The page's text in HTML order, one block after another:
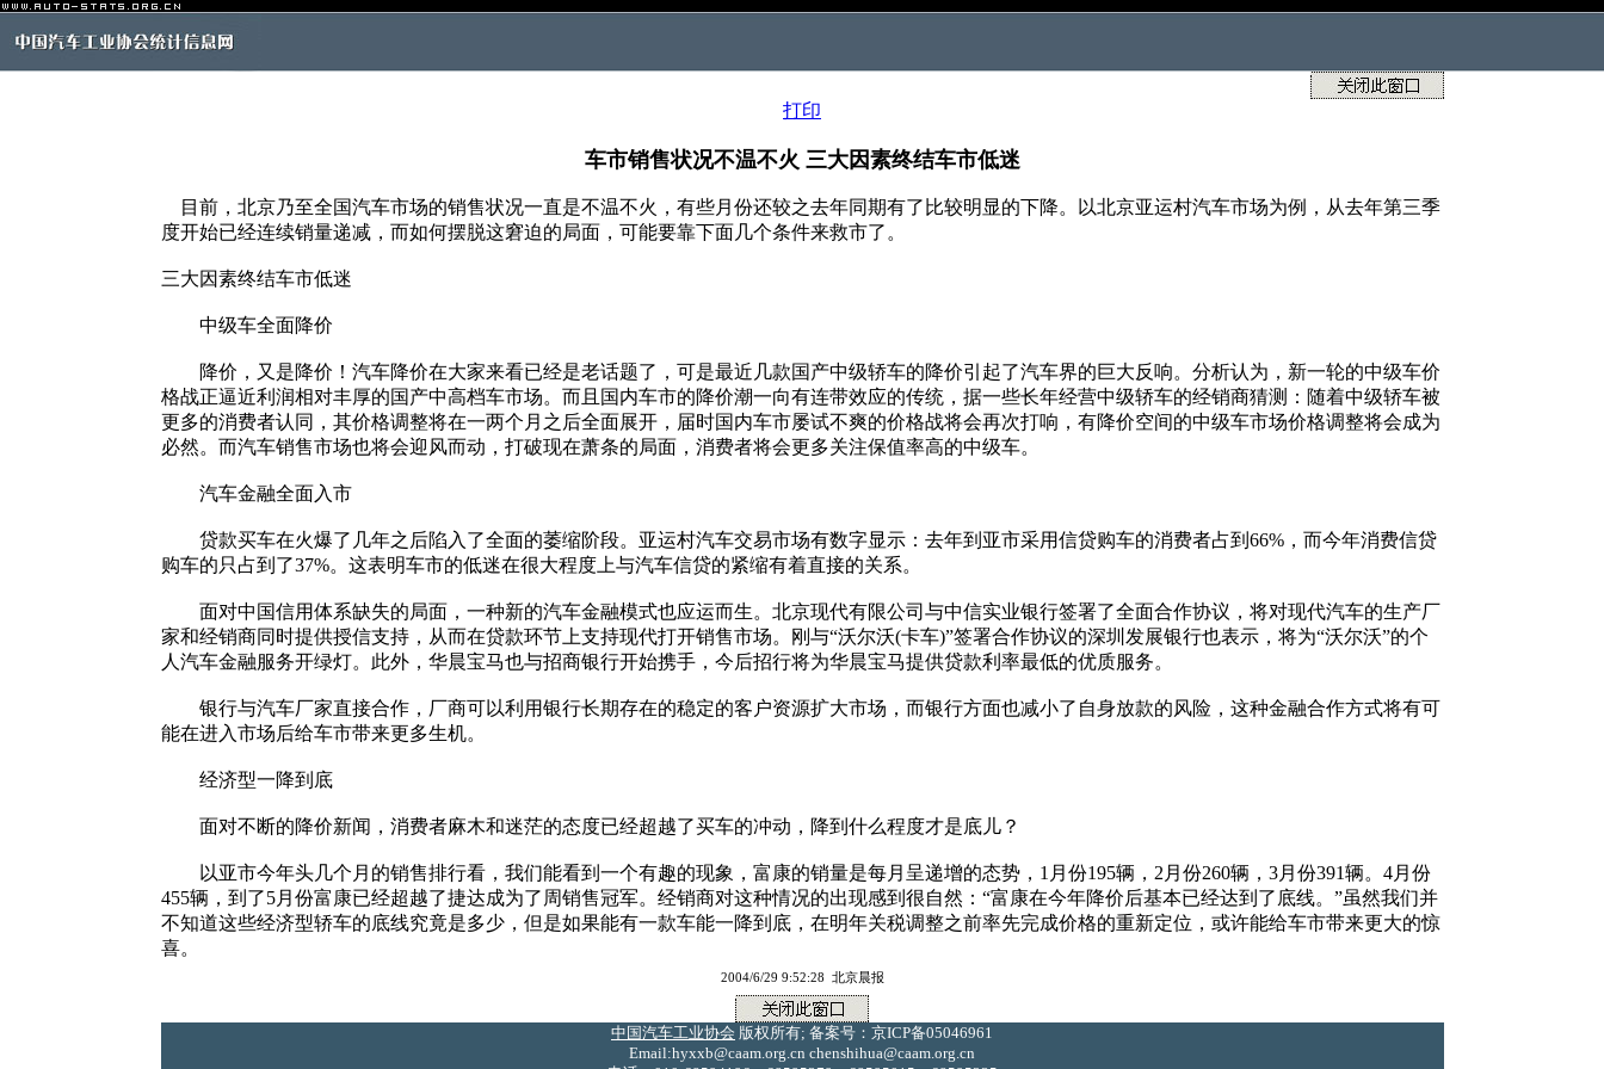
打印
车市销售状况不温不火 三大因素终结车市低迷
目前，北京乃至全国汽车市场的销售状况一直是不温不火，有些月份还较之去年同期有了比较明显的下降。以北京亚运村汽车市场为例，从去年第三季
度开始已经连续销量递减，而如何摆脱这窘迫的局面，可能要靠下面几个条件来救市了。
三大因素终结车市低迷
中级车全面降价
降价，又是降价！汽车降价在大家来看已经是老话题了，可是最近几款国产中级轿车的降价引起了汽车界的巨大反响。分析认为，新一轮的中级车价
格战正逼近利润相对丰厚的国产中高档车市场。而且国内车市的降价潮一向有连带效应的传统，据一些长年经营中级轿车的经销商猜测：随着中级轿车被
更多的消费者认同，其价格调整将在一两个月之后全面展开，届时国内车市屡试不爽的价格战将会再次打响，有降价空间的中级车市场价格调整将会成为
必然。而汽车销售市场也将会迎风而动，打破现在萧条的局面，消费者将会更多关注保值率高的中级车。
汽车金融全面入市
贷款买车在火爆了几年之后陷入了全面的萎缩阶段。亚运村汽车交易市场有数字显示：去年到亚市采用信贷购车的消费者占到66%，而今年消费信贷
购车的只占到了37%。这表明车市的低迷在很大程度上与汽车信贷的紧缩有着直接的关系。
面对中国信用体系缺失的局面，一种新的汽车金融模式也应运而生。北京现代有限公司与中信实业银行签署了全面合作协议，将对现代汽车的生产厂
家和经销商同时提供授信支持，从而在贷款环节上支持现代打开销售市场。刚与“沃尔沃(卡车)”签署合作协议的深圳发展银行也表示，将为“沃尔沃”的个
人汽车金融服务开绿灯。此外，华晨宝马也与招商银行开始携手，今后招行将为华晨宝马提供贷款利率最低的优质服务。
银行与汽车厂家直接合作，厂商可以利用银行长期存在的稳定的客户资源扩大市场，而银行方面也减小了自身放款的风险，这种金融合作方式将有可
能在进入市场后给车市带来更多生机。
经济型一降到底
面对不断的降价新闻，消费者麻木和迷茫的态度已经超越了买车的冲动，降到什么程度才是底儿？
以亚市今年头几个月的销售排行看，我们能看到一个有趣的现象，富康的销量是每月呈递增的态势，1月份195辆，2月份260辆，3月份391辆。4月份
455辆，到了5月份富康已经超越了捷达成为了周销售冠军。经销商对这种情况的出现感到很自然：“富康在今年降价后基本已经达到了底线。”虽然我们并
不知道这些经济型轿车的底线究竟是多少，但是如果能有一款车能一降到底，在明年关税调整之前率先完成价格的重新定位，或许能给车市带来更大的惊
喜。
2004/6/29 9:52:28 北京晨报
中国汽车工业协会 版权所有; 备案号：京ICP备05046961
Email:hyxxb@caam.org.cn chenshihua@caam.org.cn